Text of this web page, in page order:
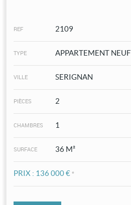
REF 2109
TYPE APPARTEMENT NEUF
VILLE SERIGNAN
PIÈCES 2
CHAMBRES 1
SURFACE 36 M²
PRIX : 136 000 € *